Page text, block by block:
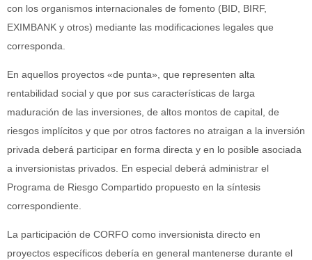
con los organismos internacionales de fomento (BID, BIRF,
EXIMBANK y otros) mediante las modificaciones legales que
corresponda.
En aquellos proyectos «de punta», que representen alta
rentabilidad social y que por sus características de larga
maduración de las inversiones, de altos montos de capital, de
riesgos implícitos y que por otros factores no atraigan a la inversión
privada deberá participar en forma directa y en lo posible asociada
a inversionistas privados. En especial deberá administrar el
Programa de Riesgo Compartido propuesto en la síntesis
correspondiente.
La participación de CORFO como inversionista directo en
proyectos específicos debería en general mantenerse durante el